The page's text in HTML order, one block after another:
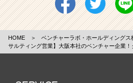
HOME ＞ ベンチャーラボ・ホールディングス
サルティング営業】大阪本社のベンチャー企業！